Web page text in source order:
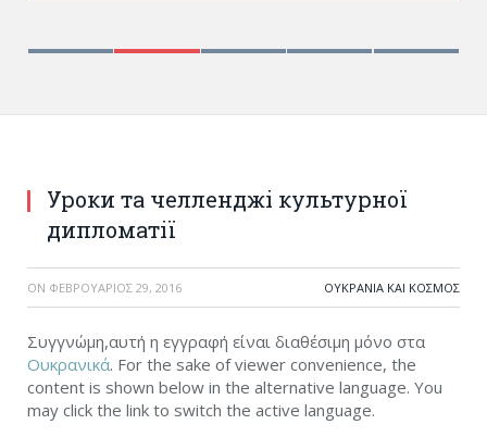
Уроки та челленджі культурної
дипломатії
ON ΦΕΒΡΟΥΆΡΙΟΣ 29, 2016 ΟΥΚΡΑΝΊΑ ΚΑΙ ΚΌΣΜΟΣ
Συγγνώμη,αυτή η εγγραφή είναι διαθέσιμη μόνο στα
Ουκρανικά. For the sake of viewer convenience, the
content is shown below in the alternative language. You
may click the link to switch the active language.